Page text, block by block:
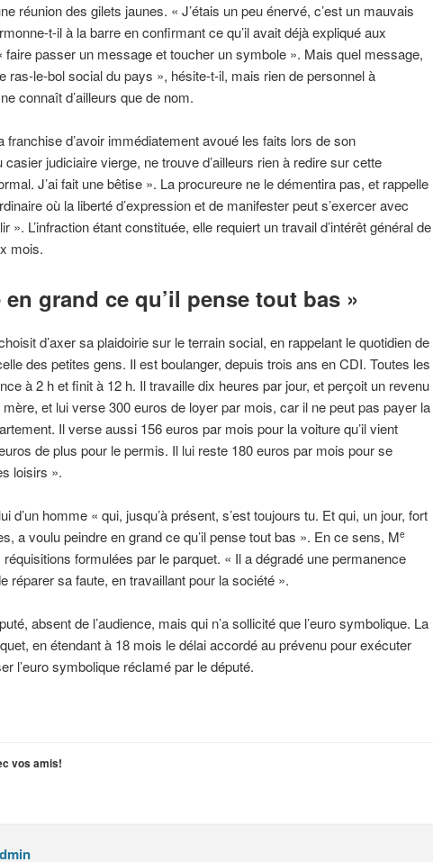
réunion des gilets jaunes. « J’étais un peu énervé, c’est un mauvais
t-il à la barre en confirmant ce qu’il avait déjà expliqué aux
faire passer un message et toucher un symbole ». Mais quel message,
ras-le-bol social du pays », hésite-t-il, mais rien de personnel à
connaît d’ailleurs que de nom.
franchise d’avoir immédiatement avoué les faits lors de son
judiciaire vierge, ne trouve d’ailleurs rien à redire sur cette
J’ai fait une bêtise ». La procureure ne le démentira pas, et rappelle
où la liberté d’expression et de manifester peut s’exercer avec
L’infraction étant constituée, elle requiert un travail d’intérêt général de
mois.
grand ce qu’il pense tout bas »
d’axer sa plaidoirie sur le terrain social, en rappelant le quotidien de
des petites gens. Il est boulanger, depuis trois ans en CDI. Toutes les
à 2 h et finit à 12 h. Il travaille dix heures par jour, et perçoit un revenu
et lui verse 300 euros de loyer par mois, car il ne peut pas payer la
Il verse aussi 156 euros par mois pour la voiture qu’il vient
de plus pour le permis. Il lui reste 180 euros par mois pour se
loisirs ».
d’un homme « qui, jusqu’à présent, s’est toujours tu. Et qui, un jour, fort
a voulu peindre en grand ce qu’il pense tout bas ». En ce sens, Me
formulées par le parquet. « Il a dégradé une permanence
réparer sa faute, en travaillant pour la société ».
absent de l’audience, mais qui n’a sollicité que l’euro symbolique. La
en étendant à 18 mois le délai accordé au prévenu pour exécuter
l’euro symbolique réclamé par le député.
vos amis!